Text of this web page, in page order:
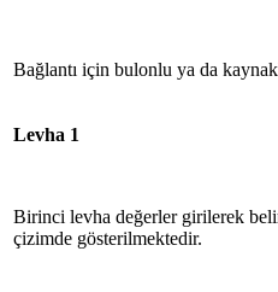
Bağlantı için bulonlu ya da
Levha 1
Birinci levha değerler girilerek
çizimde gösterilmektedir.